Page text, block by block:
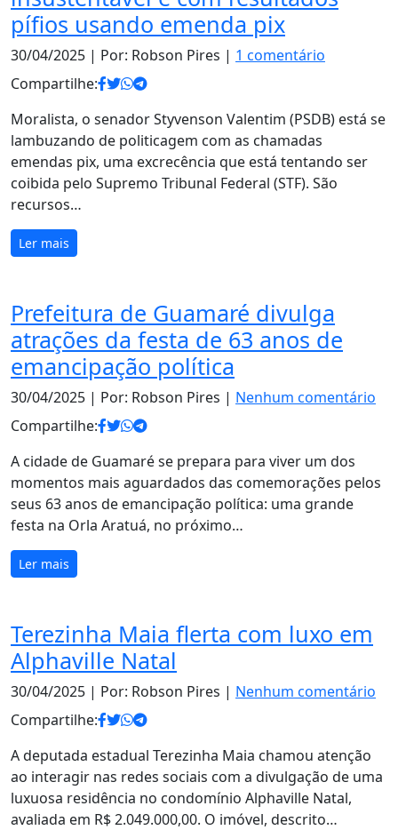
pífios usando emenda pix
30/04/2025 | Por: Robson Pires | 1 comentário
Compartilhe:
Moralista, o senador Styvenson Valentim (PSDB) está se
lambuzando de politicagem com as chamadas
emendas pix, uma excrecência que está tentando ser
coibida pelo Supremo Tribunal Federal (STF). São
recursos…
Ler mais
Prefeitura de Guamaré divulga
atrações da festa de 63 anos de
emancipação política
30/04/2025 | Por: Robson Pires | Nenhum comentário
Compartilhe:
A cidade de Guamaré se prepara para viver um dos
momentos mais aguardados das comemorações pelos
seus 63 anos de emancipação política: uma grande
festa na Orla Aratuá, no próximo…
Ler mais
Terezinha Maia flerta com luxo em
Alphaville Natal
30/04/2025 | Por: Robson Pires | Nenhum comentário
Compartilhe:
A deputada estadual Terezinha Maia chamou atenção
ao interagir nas redes sociais com a divulgação de uma
luxuosa residência no condomínio Alphaville Natal,
avaliada em R$ 2.049.000,00. O imóvel, descrito…